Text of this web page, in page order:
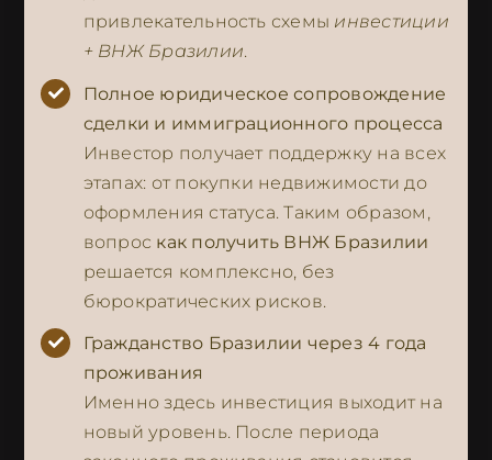
привлекательность схемы инвестиции
+ ВНЖ Бразилии.
Полное юридическое сопровождение
сделки и иммиграционного процесса
Инвестор получает поддержку на всех
этапах: от покупки недвижимости до
оформления статуса. Таким образом,
вопрос как получить ВНЖ Бразилии
решается комплексно, без
бюрократических рисков.
Гражданство Бразилии через 4 года
проживания
Именно здесь инвестиция выходит на
новый уровень. После периода